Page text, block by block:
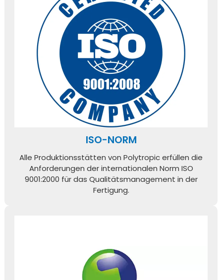
ISO-NORM
Alle Produktionsstätten von Polytropic erfüllen die
Anforderungen der internationalen Norm ISO
9001:2000 für das Qualitätsmanagement in der
Fertigung.